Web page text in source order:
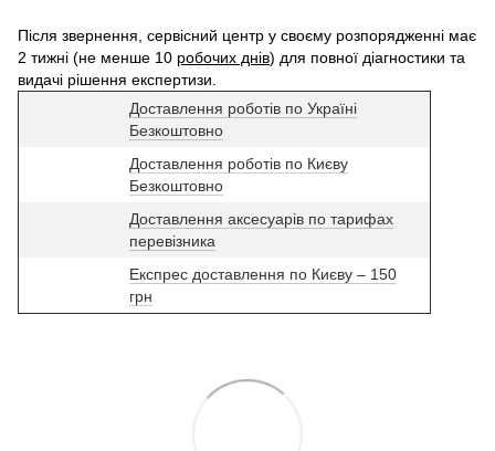
Після звернення, сервісний центр у своєму розпорядженні має
2 тижні (не менше 10 робочих днів) для повної діагностики та
видачі рішення експертизи.
Доставлення роботів по Україні
Безкоштовно
Доставлення роботів по Києву
Безкоштовно
Доставлення аксесуарів по тарифах
перевізника
Експрес доставлення по Києву – 150
грн